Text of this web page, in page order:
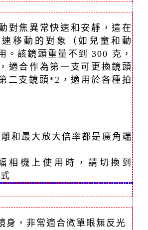
對焦異常快速和安靜，這在
移動的對象（如兒童和動
。該鏡頭重量不到 300 克，
適合作為第一支可更換鏡頭
二支鏡頭*2，適用於各種拍
和最大放大倍率都是廣角端
相機上使用時，請切換到
身，非常適合微單眼無反光